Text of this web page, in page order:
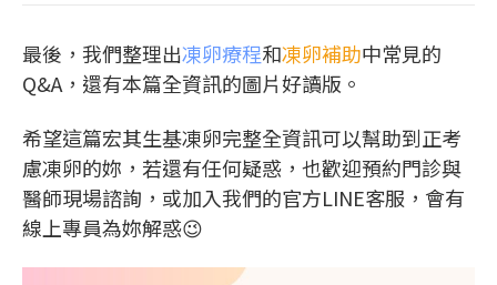
最後，我們整理出凍卵療程和凍卵補助中常見的
Q&A，還有本篇全資訊的圖片好讀版。
希望這篇宏其生基凍卵完整全資訊可以幫助到正考
慮凍卵的妳，若還有任何疑惑，也歡迎預約門診與
醫師現場諮詢，或加入我們的官方LINE客服，會有
線上專員為妳解惑😉